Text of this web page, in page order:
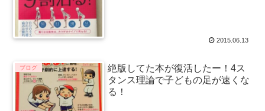
2015.06.13
ブログ
絶版してた本が復活したー！4ス
タンス理論で子どもの足が速くな
る！